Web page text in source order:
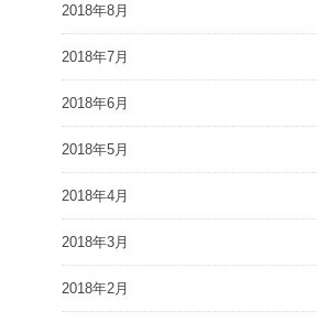
2018年8月
2018年7月
2018年6月
2018年5月
2018年4月
2018年3月
2018年2月